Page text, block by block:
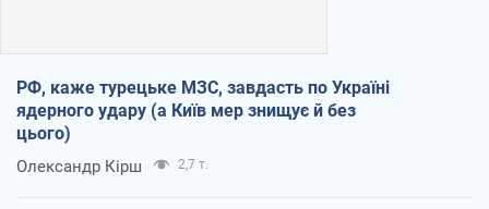
РФ, каже турецьке МЗС, завдасть по Україні
ядерного удару (а Київ мер знищує й без
цього)
Олександр Кірш 2,7 т.